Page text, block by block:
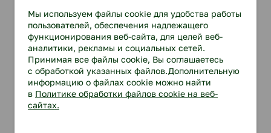
Мы используем файлы cookie для удобства работы
пользователей, обеспечения надлежащего
функционирования веб-сайта, для целей веб-
аналитики, рекламы и социальных сетей.
Принимая все файлы cookie, Вы соглашаетесь
с обработкой указанных файлов.Дополнительную
информацию о файлах cookie можно найти
в Политике обработки файлов cookie на веб-
сайтах.